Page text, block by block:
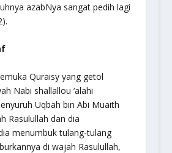
azabNya sangat pedih lagi
Quraisy yang getol
Nabi shallallou ‘alahi
Uqbah bin Abi Muaith
Rasulullah dan dia
menumbuk tulang-tulang
di wajah Rasulullah,